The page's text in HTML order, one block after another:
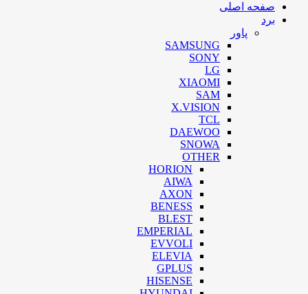
صفحه اصلی
برد
پاور
SAMSUNG
SONY
LG
XIAOMI
SAM
X.VISION
TCL
DAEWOO
SNOWA
OTHER
HORION
AIWA
AXON
BENESS
BLEST
EMPERIAL
EVVOLI
ELEVIA
GPLUS
HISENSE